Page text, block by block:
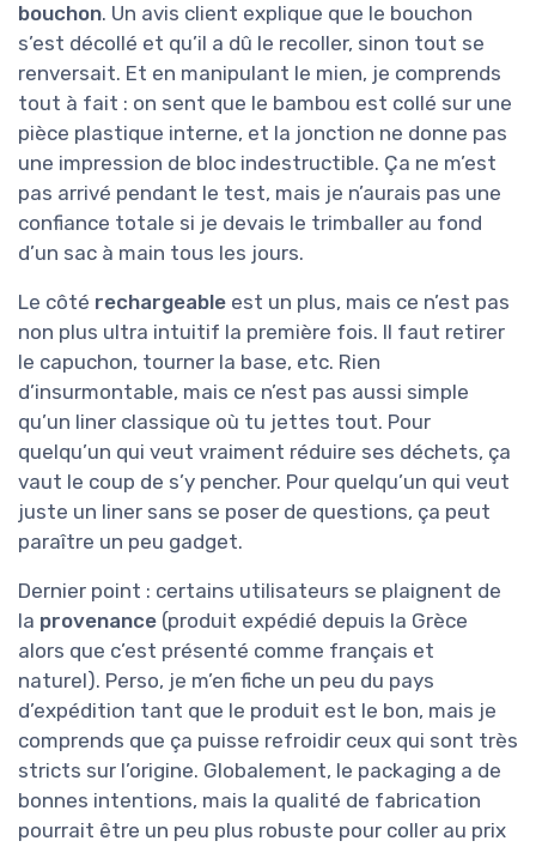
bouchon. Un avis client explique que le bouchon
s’est décollé et qu’il a dû le recoller, sinon tout se
renversait. Et en manipulant le mien, je comprends
tout à fait : on sent que le bambou est collé sur une
pièce plastique interne, et la jonction ne donne pas
une impression de bloc indestructible. Ça ne m’est
pas arrivé pendant le test, mais je n’aurais pas une
confiance totale si je devais le trimballer au fond
d’un sac à main tous les jours.
Le côté rechargeable est un plus, mais ce n’est pas
non plus ultra intuitif la première fois. Il faut retirer
le capuchon, tourner la base, etc. Rien
d’insurmontable, mais ce n’est pas aussi simple
qu’un liner classique où tu jettes tout. Pour
quelqu’un qui veut vraiment réduire ses déchets, ça
vaut le coup de s’y pencher. Pour quelqu’un qui veut
juste un liner sans se poser de questions, ça peut
paraître un peu gadget.
Dernier point : certains utilisateurs se plaignent de
la provenance (produit expédié depuis la Grèce
alors que c’est présenté comme français et
naturel). Perso, je m’en fiche un peu du pays
d’expédition tant que le produit est le bon, mais je
comprends que ça puisse refroidir ceux qui sont très
stricts sur l’origine. Globalement, le packaging a de
bonnes intentions, mais la qualité de fabrication
pourrait être un peu plus robuste pour coller au prix